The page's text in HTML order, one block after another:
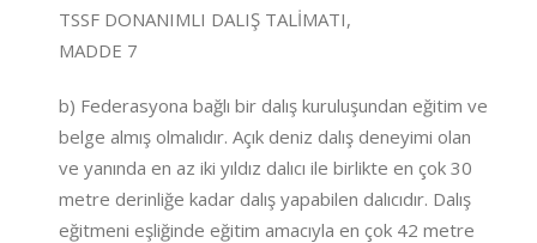
TSSF DONANIMLI DALIŞ TALİMATI,
MADDE 7
b) Federasyona bağlı bir dalış kuruluşundan eğitim ve
belge almış olmalıdır. Açık deniz dalış deneyimi olan
ve yanında en az iki yıldız dalıcı ile birlikte en çok 30
metre derinliğe kadar dalış yapabilen dalıcıdır. Dalış
eğitmeni eşliğinde eğitim amacıyla en çok 42 metre